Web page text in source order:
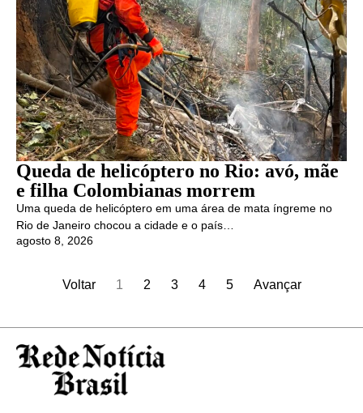
Queda de helicóptero no Rio: avó, mãe
e filha Colombianas morrem
Uma queda de helicóptero em uma área de mata íngreme no
Rio de Janeiro chocou a cidade e o país…
agosto 8, 2026
Voltar 1 2 3 4 5 Avançar